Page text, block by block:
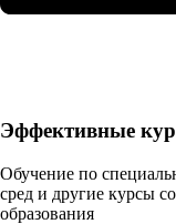
Эффективные
Обучение по
сред и другие курсы
образования